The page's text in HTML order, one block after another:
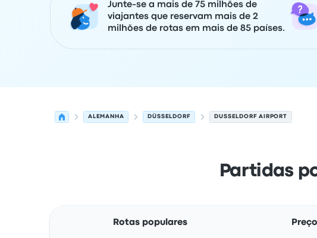
Junte-se a mais de 75 milhões de
viajantes que reservam mais de 2
milhões de rotas em mais de 85 países.
ALEMANHA DÜSSELDORF DUSSELDORF AIRPORT
Partidas
Rotas populares